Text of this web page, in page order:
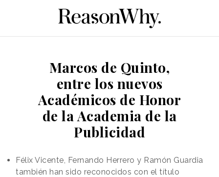
Marcos de Quinto,
entre los nuevos
Académicos de Honor
de la Academia de la
Publicidad
Félix Vicente, Fernando Herrero y Ramón Guardia
también han sido reconocidos con el título